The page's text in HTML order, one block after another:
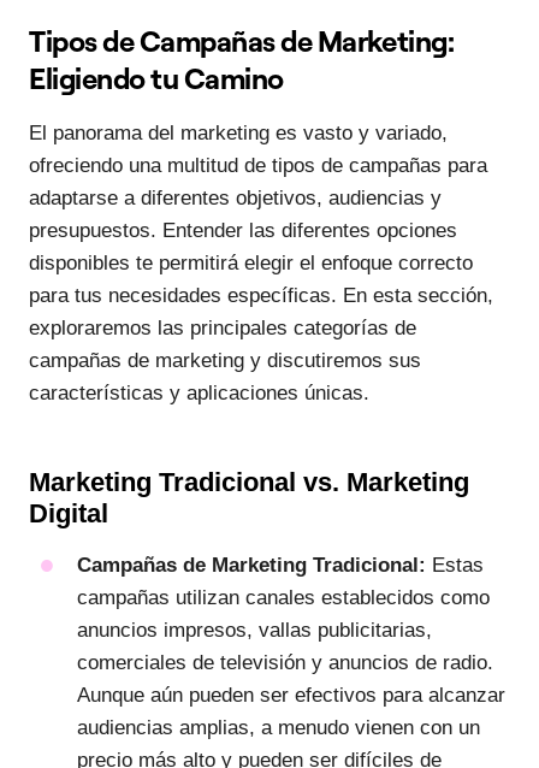
Tipos de Campañas de Marketing:
Eligiendo tu Camino
El panorama del marketing es vasto y variado,
ofreciendo una multitud de tipos de campañas para
adaptarse a diferentes objetivos, audiencias y
presupuestos. Entender las diferentes opciones
disponibles te permitirá elegir el enfoque correcto
para tus necesidades específicas. En esta sección,
exploraremos las principales categorías de
campañas de marketing y discutiremos sus
características y aplicaciones únicas.
Marketing Tradicional vs. Marketing
Digital
Campañas de Marketing Tradicional: Estas
campañas utilizan canales establecidos como
anuncios impresos, vallas publicitarias,
comerciales de televisión y anuncios de radio.
Aunque aún pueden ser efectivos para alcanzar
audiencias amplias, a menudo vienen con un
precio más alto y pueden ser difíciles de